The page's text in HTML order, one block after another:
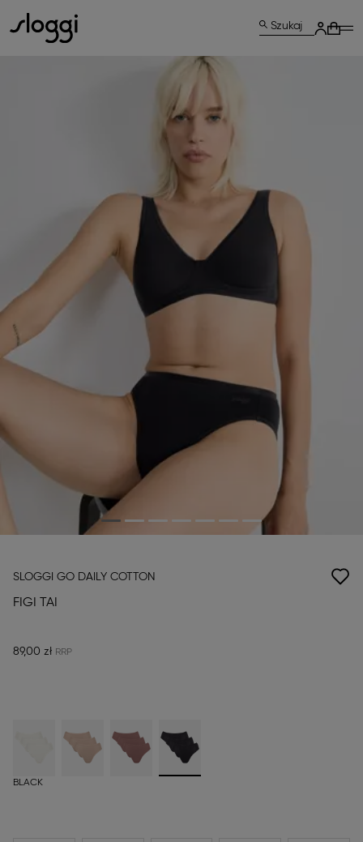
Szukaj
SLOGGI GO DAILY COTTON
FIGI TAI
89,00 zł
BLACK